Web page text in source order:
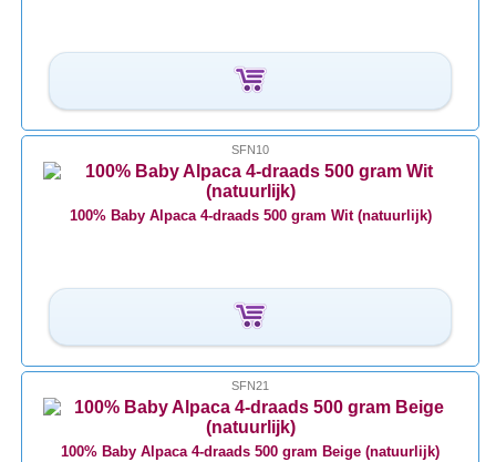
SFN10
100% Baby Alpaca 4-draads 500 gram Wit (natuurlijk)
SFN21
100% Baby Alpaca 4-draads 500 gram Beige (natuurlijk)